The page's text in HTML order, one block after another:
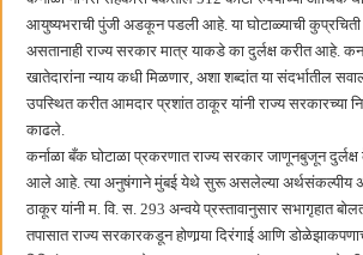
आयुष्यभराची पुंजी अडकून पडली आहे. या घोटाळ्याची कुप्रचिती
असतानाही राज्य सरकार मात्र याकडे का दुर्लक्ष करीत आहे.
खातेदारांना न्याय कधी मिळणार, अशा शब्दांत या संदर्भातील
उपस्थित करीत आमदार प्रशांत ठाकूर यांनी राज्य सरकारच्या
काढले.
कर्नाळा बँक घोटाळा प्रकरणात राज्य सरकार जाणूनबुजून दुर्लक्ष
आले आहे. त्या अनुषंगाने मुंबई येथे सुरू असलेल्या अर्थसंकल्पीय
ठाकूर यांनी म. वि. स. 293 अन्वये प्रस्तावानुसार सभागृहात
तपासात राज्य सरकारकडून होणार्‍या दिरंगाई आणि